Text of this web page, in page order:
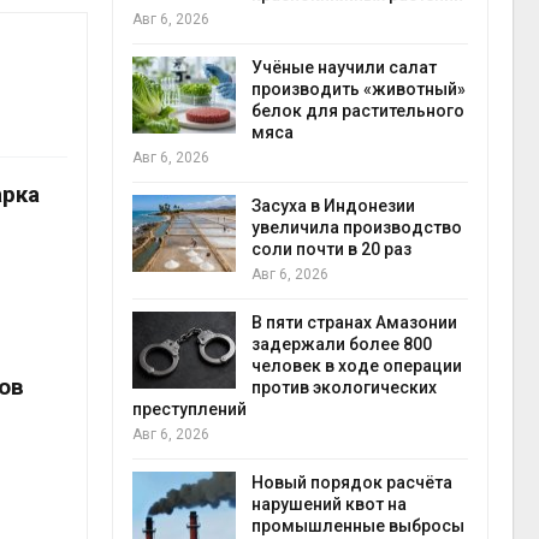
Авг 6, 2026
Учёные научили салат
производить «животный»
белок для растительного
мяса
Авг 6, 2026
Засуха в Индонезии
увеличила производство
соли почти в 20 раз
Авг 6, 2026
В пяти странах Амазонии
задержали более 800
человек в ходе операции
против экологических
преступлений
Авг 6, 2026
Новый порядок расчёта
нарушений квот на
промышленные выбросы